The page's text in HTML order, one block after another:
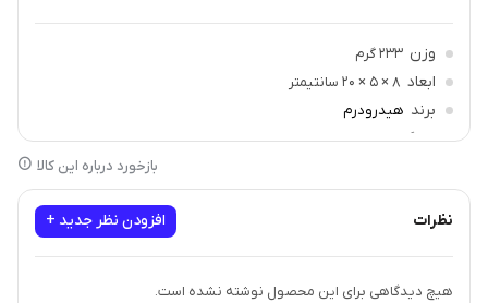
وزن 233 گرم
ابعاد 8 × 5 × 20 سانتیمتر
برند هیدرودرم
سازگار با پوستهای خشک, پوستهای خیلی خشک
بازخورد درباره این کالا
نظرات افزودن نظر جدید +
هیچ دیدگاهی برای این محصول نوشته نشده است.